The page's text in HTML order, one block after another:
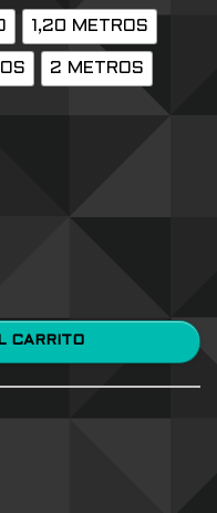
1,20 METROS
2 METROS
AÑADIR AL CARRITO